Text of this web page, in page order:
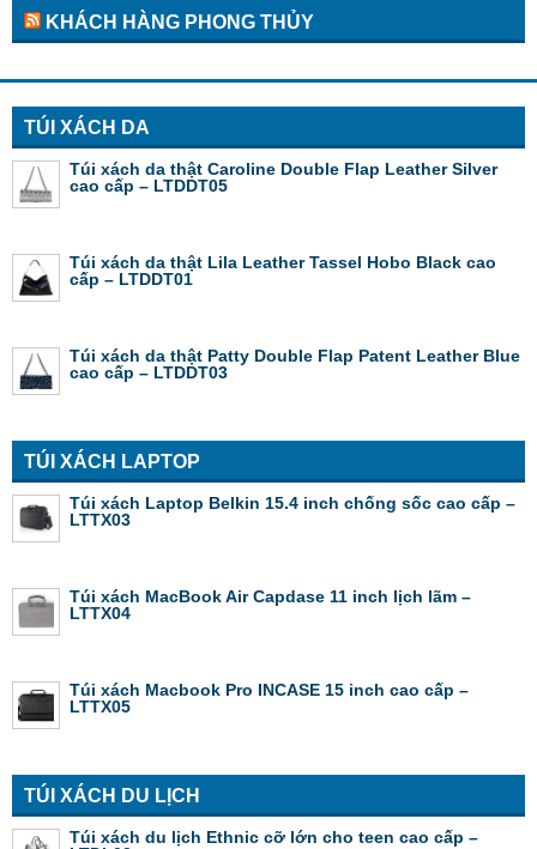
KHÁCH HÀNG PHONG THỦY
TÚI XÁCH DA
Túi xách da thật Caroline Double Flap Leather Silver
cao cấp – LTDDT05
Túi xách da thật Lila Leather Tassel Hobo Black cao
cấp – LTDDT01
Túi xách da thật Patty Double Flap Patent Leather Blue
cao cấp – LTDDT03
TÚI XÁCH LAPTOP
Túi xách Laptop Belkin 15.4 inch chống sốc cao cấp –
LTTX03
Túi xách MacBook Air Capdase 11 inch lịch lãm –
LTTX04
Túi xách Macbook Pro INCASE 15 inch cao cấp –
LTTX05
TÚI XÁCH DU LỊCH
Túi xách du lịch Ethnic cỡ lớn cho teen cao cấp –